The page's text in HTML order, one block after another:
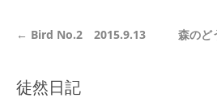
← Bird No.2 2015.9.13 森の
徒然日記